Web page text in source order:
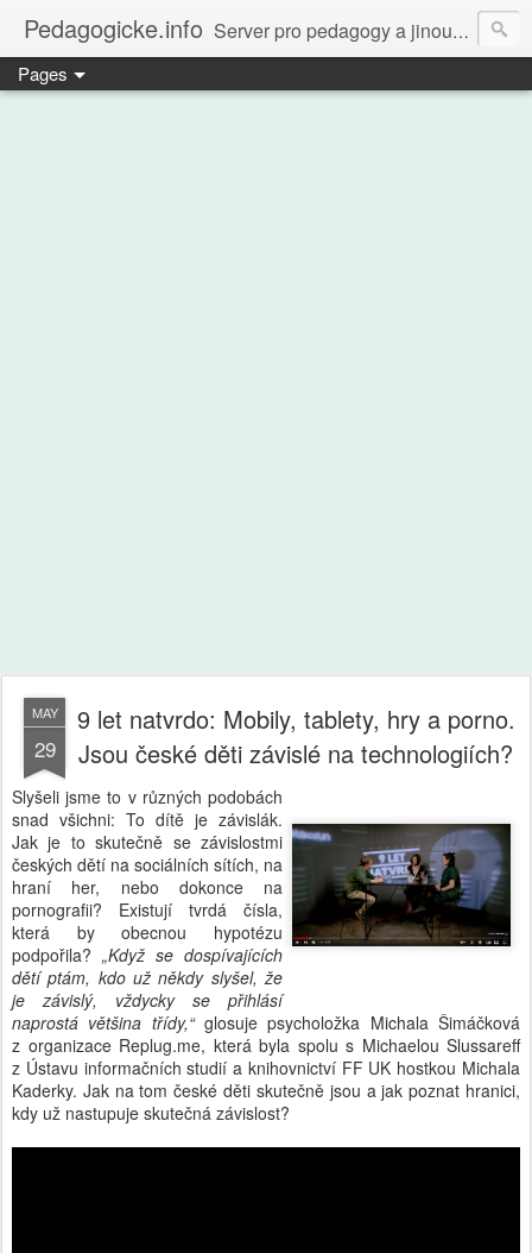
Pedagogicke.info Server pro pedagogy a jinou zvířenu
Pages
MAY
29
9 let natvrdo: Mobily, tablety, hry a porno.
Jsou české děti závislé na technologiích?
Slyšeli jsme to v různých podobách
snad všichni: To dítě je závislák.
Jak je to skutečně se závislostmi
českých dětí na sociálních sítích, na
hraní her, nebo dokonce na
pornografii? Existují tvrdá čísla,
která by obecnou hypotézu
podpořila? „Když se dospívajících
dětí ptám, kdo už někdy slyšel, že
je závislý, vždycky se přihlásí
naprostá většina třídy,“glosuje psycholožka Michala Šimáčková
z organizace Replug.me, která byla spolu s Michaelou Slussareff
z Ústavu informačních studií a knihovnictví FF UK hostkou Michala
Kaderky. Jak na tom české děti skutečně jsou a jak poznat hranici,
kdy už nastupuje skutečná závislost?